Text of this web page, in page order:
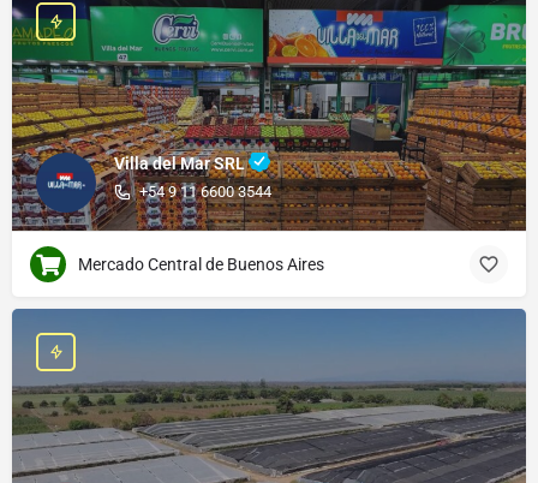
Villa del Mar SRL
+54 9 11 6600 3544
Mercado Central de Buenos Aires